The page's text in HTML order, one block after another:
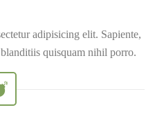
adipisicing elit. Sapiente,
quisquam nihil porro.